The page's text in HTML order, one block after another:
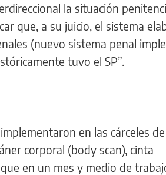
la situación
que, a su juicio, el sistema
(nuevo sistema penal
tuvo el SP”.
en las cárceles
corporal (body scan), cinta
en un mes y medio de